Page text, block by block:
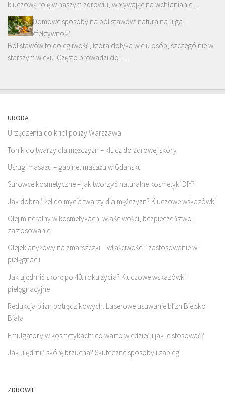
kluczową rolę w naszym zdrowiu, wpływając na wchłanianie …
Domowe sposoby na ból stawów: naturalna ulga i
efektywność
Ból stawów to dolegliwość, która dotyka wielu osób, szczególnie w
starszym wieku. Często prowadzi do …
URODA
Urządzenia do kriolipolizy Warszawa
Tonik do twarzy dla mężczyzn – klucz do zdrowej skóry
Usługi masażu – gabinet masażu w Gdańsku
Surowce kosmetyczne – jak tworzyć naturalne kosmetyki DIY?
Jak dobrać żel do mycia twarzy dla mężczyzn? Kluczowe wskazówki
Olej mineralny w kosmetykach: właściwości, bezpieczeństwo i
zastosowanie
Olejek anyżowy na zmarszczki – właściwości i zastosowanie w
pielęgnacji
Jak ujędrnić skórę po 40. roku życia? Kluczowe wskazówki
pielęgnacyjne
Redukcja blizn potrądzikowych. Laserowe usuwanie blizn Bielsko
Biała
Emulgatory w kosmetykach: co warto wiedzieć i jak je stosować?
Jak ujędrnić skórę brzucha? Skuteczne sposoby i zabiegi
ZDROWIE